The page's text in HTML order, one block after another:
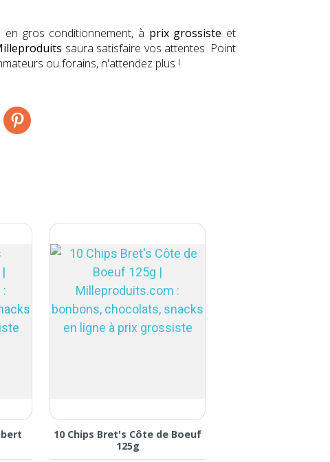
en gros conditionnement, à prix grossiste et
saura satisfaire vos attentes. Point
ou forains, n'attendez plus !
10 Chips Bret's Côte de Boeuf
125g